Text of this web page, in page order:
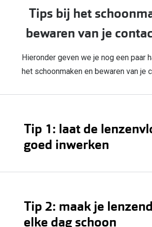
Tips bij het
bewaren van je
Hieronder geven we je nog een paar
het schoonmaken en bewaren van je
Tip 1: laat de
goed inwerken
lenzenvloeistof
Tip 2: maak je
elke dag schoon